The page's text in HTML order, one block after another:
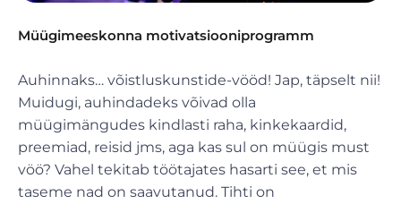
Müügimeeskonna motivatsiooniprogramm
Auhinnaks… võistluskunstide-vööd! Jap, täpselt nii!
Muidugi, auhindadeks võivad olla
müügimängudes kindlasti raha, kinkekaardid,
preemiad, reisid jms, aga kas sul on müügis must
vöö? Vahel tekitab töötajates hasarti see, et mis
taseme nad on saavutanud. Tihti on